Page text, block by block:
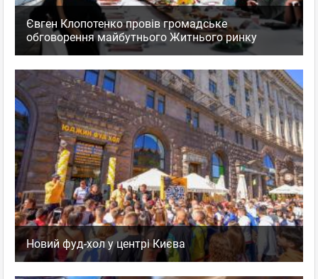
Євген Клопотенко провів громадське
обговорення майбутнього Житнього ринку
Новий фуд-хол у центрі Києва